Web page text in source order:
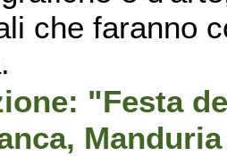
che faranno
"Festa